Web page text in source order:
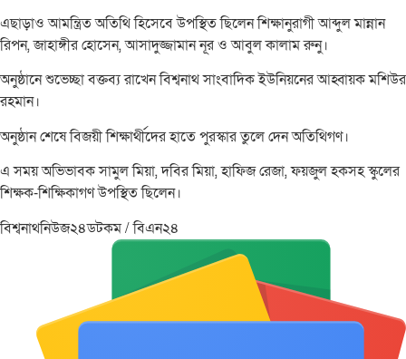
​এছাড়াও আমন্ত্রিত অতিথি হিসেবে উপস্থিত ছিলেন শিক্ষানুরাগী আব্দুল মান্নান
রিপন, জাহাঙ্গীর হোসেন, আসাদুজ্জামান নূর ও আবুল কালাম রুনু।
অনুষ্ঠানে শুভেচ্ছা বক্তব্য রাখেন বিশ্বনাথ সাংবাদিক ইউনিয়নের আহ্বায়ক মশিউর
রহমান।
​অনুষ্ঠান শেষে বিজয়ী শিক্ষার্থীদের হাতে পুরস্কার তুলে দেন অতিথিগণ।
এ সময় অভিভাবক সামুল মিয়া, দবির মিয়া, হাফিজ রেজা, ফয়জুল হকসহ স্কুলের
শিক্ষক-শিক্ষিকাগণ উপস্থিত ছিলেন।
বিশ্বনাথনিউজ২৪ডটকম / বিএন২৪